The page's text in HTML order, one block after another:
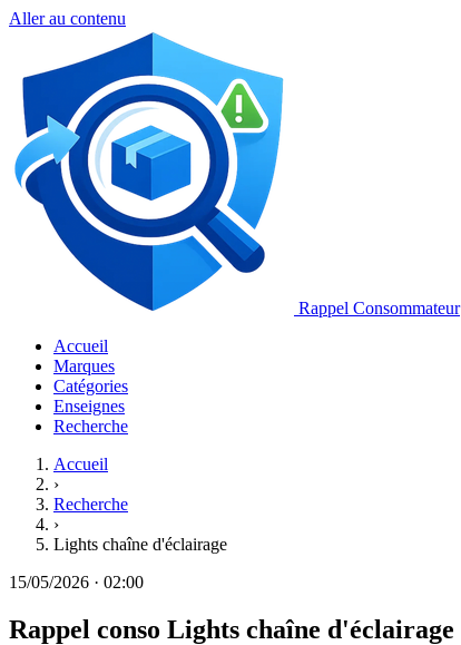
Aller au contenu
Rappel Consommateur
Accueil
Marques
Catégories
Enseignes
Recherche
Accueil
›
Recherche
›
Lights chaîne d'éclairage
15/05/2026 · 02:00
Rappel conso Lights chaîne d'éclairage